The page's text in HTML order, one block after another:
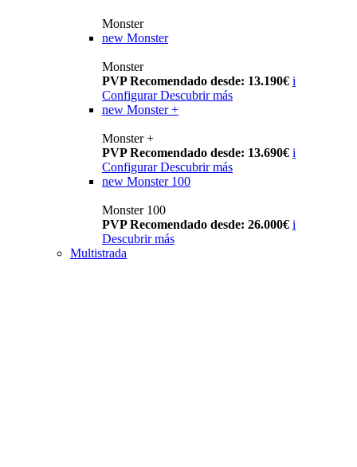
Monster
new Monster
Monster
PVP Recomendado desde: 13.190€ i
Configurar Descubrir más
new Monster +
Monster +
PVP Recomendado desde: 13.690€ i
Configurar Descubrir más
new Monster 100
Monster 100
PVP Recomendado desde: 26.000€ i
Descubrir más
Multistrada